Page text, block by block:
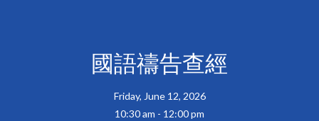
國語禱告查經
Friday, June 12, 2026
10:30 am - 12:00 pm